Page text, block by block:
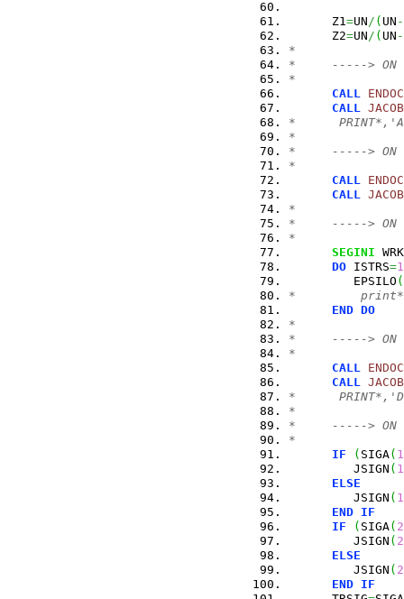
      Z1
=UN / ( UN -
      Z2
=UN / ( UN -
*
*     -----> ON
*
CALL
CALL
*
*
*     -----> ON
*
CALL
CALL
*
*     -----> ON
*
SEGINI
DO ISTRS=1
         EPSILO
(
*
END DO
*
*     -----> ON
*
CALL
CALL
*
*
*     -----> ON
*
IF
( SIGA( 1
         JSIGN
( 1
ELSE
         JSIGN
( 1
END IF
IF
( SIGA( 2
         JSIGN
( 2
ELSE
         JSIGN
( 2
END IF